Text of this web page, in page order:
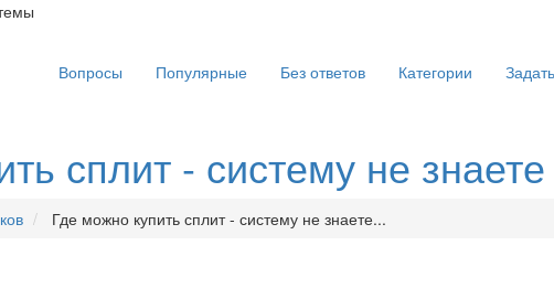
Вопросы Популярные Без ответов Категории
сплит - систему не
Где можно купить сплит - систему не знаете...